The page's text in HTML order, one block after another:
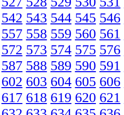
542 543 544 545 546
557 558 559 560 561
572 573 574 575 576
587 588 589 590 591
602 603 604 605 606
617 618 619 620 621